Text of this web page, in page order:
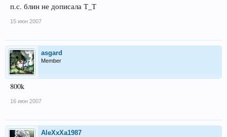
п.с. блин не дописала Т_Т
15 июн 2007
asgard
Member
800k
16 июн 2007
AleXxXa1987